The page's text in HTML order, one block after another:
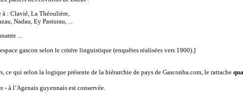
à : Clavié, La Théoulière,
Nadau, Ey Pasturau, ...
...
gascon selon le critère linguistique (enquêtes réalisées vers 1900).]
ce qui selon la logique présente de la hiérarchie de pays de Gasconha.com, le rattache
à l’Agenais guyennais est conservée.